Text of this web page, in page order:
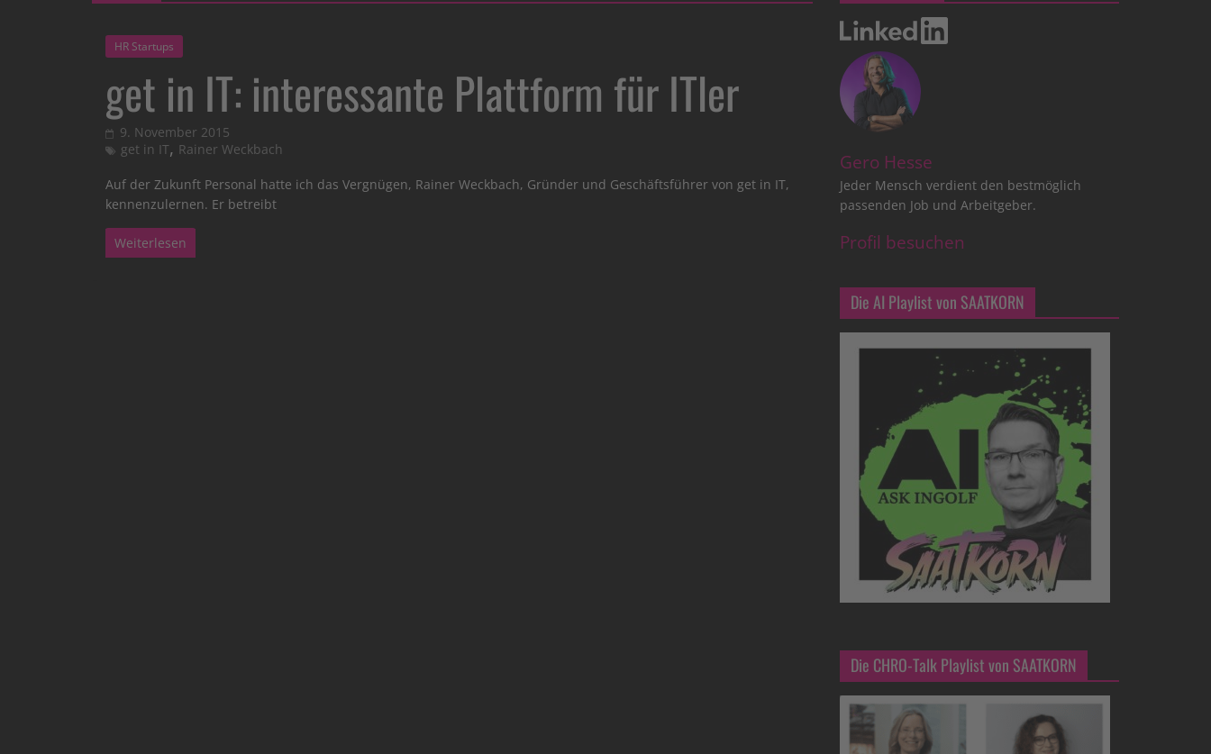
HR Startups
get in IT: interessante Plattform für ITler
9. November 2015
get in IT, Rainer Weckbach
Auf der Zukunft Personal hatte ich das Vergnügen, Rainer Weckbach, Gründer und Geschäftsführer von get in IT,
kennenzulernen. Er betreibt
Weiterlesen
Gero Hesse
Jeder Mensch verdient den bestmöglich
passenden Job und Arbeitgeber.
Profil besuchen
Die AI Playlist von SAATKORN
Die CHRO-Talk Playlist von SAATKORN